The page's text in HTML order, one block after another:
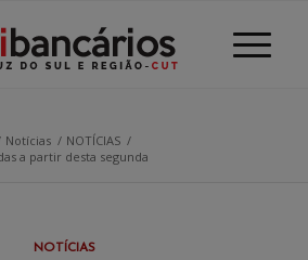
Notícias / NOTÍCIAS /
a partir desta segunda
NOTÍCIAS